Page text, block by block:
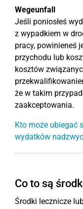
Wegeunfall
Jeśli poniosłeś
z wypadkiem w
pracy, powinieneś
przychodu lub
kosztów
że w takim
zaakceptowania.
Kto może ubiegać
wydatków
Co to są
Środki lecznicze